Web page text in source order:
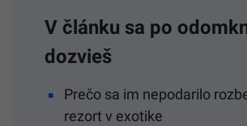
V článku sa po
dozvieš
Prečo sa im nepodarilo
rezort v exotike